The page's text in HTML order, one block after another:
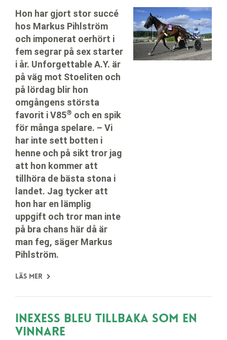
Hon har gjort stor succé
hos Markus Pihlström
och imponerat oerhört i
fem segrar på sex starter
i år. Unforgettable A.Y. är
på väg mot Stoeliten och
på lördag blir hon
omgångens största
favorit i V85®
® och en spik
för många spelare. – Vi
har inte sett botten i
henne och på sikt tror jag
att hon kommer att
tillhöra de bästa stona i
landet. Jag tycker att
hon har en lämplig
uppgift och tror man inte
på bra chans här då är
man feg, säger Markus
Pihlström.
Läs mer
Inexess Bleu tillbaka som en
vinnare